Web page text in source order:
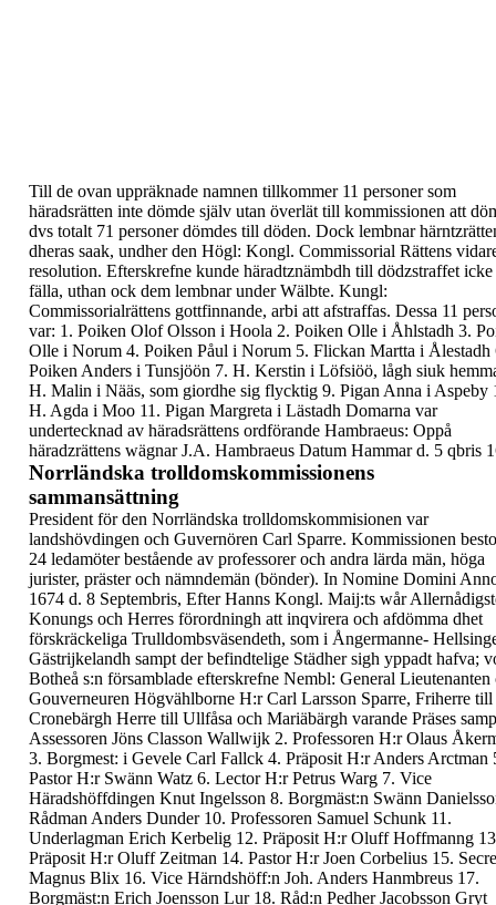
Till de ovan uppräknade namnen tillkommer 11 personersom
häradsrätten inte dömde själv utan överlät till kommissionen att
dvs totalt 71 personer dömdes till döden. Dock lembnar
dheras saak, undher den Högl: Kongl. Commissorial Rättens
resolution. Efterskrefne kunde häradtznämbdh till dödzstraffet icke
fälla, uthan ock dem lembnar under Wälbte. Kungl:
Commissorialrättens gottfinnande, arbi att afstraffas. Dessa 11
var: 1. Poiken Olof Olsson i Hoola 2. Poiken Olle i Åhlstadh 3.
Olle i Norum 4. Poiken Påul i Norum 5. Flickan Martta i Ålestadh
Poiken Anders i Tunsjöön 7. H. Kerstin i Löfsiöö, lågh siuk
H. Malin i Nääs, som giordhe sig flycktig 9. Pigan Anna i Aspeby
H. Agda i Moo 11. Pigan Margreta i Lästadh Domarna var
undertecknad av häradsrättens ordförande Hambraeus: Oppå
häradzrättens wägnarJ.A. Hambraeus Datum Hammard. 5 qbris
Norrländska trolldomskommissionens
sammansättning
President för den Norrländska trolldomskommisionen var
landshövdingen och Guvernören Carl Sparre. Kommissionen
24 ledamöterbestående av professorer och andra lärda män, höga
jurister, präster och nämndemän (bönder). In Nomine Domini
1674 d. 8 Septembris, EfterHanns Kongl. Maij:ts wår
Konungs och Herres förordningh att inqvirera och afdömma dhet
förskräckeliga Trulldombsväsendeth, som i Ångermanne-
Gästrijkelandh sampt der befindtelige Städher sigh yppadt hafva;
Botheå s:n församblade efterskrefne Nembl: General Lieutenanten
Gouverneuren Högvählborne H:r Carl Larsson Sparre, Friherre till
Cronebärgh Herre till Ullfåsa och Mariäbärgh varande Präses
Assessoren Jöns Classon Wallwijk 2. Professoren H:r Olaus
3. Borgmest: i Gevele Carl Fallck 4. Präposit H:r Anders Arctman
Pastor H:r Swänn Watz 6. Lector H:r Petrus Warg 7. Vice
Häradshöffdingen Knut Ingelsson 8. Borgmäst:n Swänn
Rådman Anders Dunder 10. Professoren Samuel Schunk 11.
Underlagman Erich Kerbelig 12. Präposit H:r Oluff Hoffmanng
Präposit H:r Oluff Zeitman 14. Pastor H:r Joen Corbelius 15.
Magnus Blix 16. Vice Härndshöff:n Joh. Anders Hanmbreus 17.
Borgmäst:n Erich Joensson Lur 18. Råd:n Pedher Jacobsson Gryt